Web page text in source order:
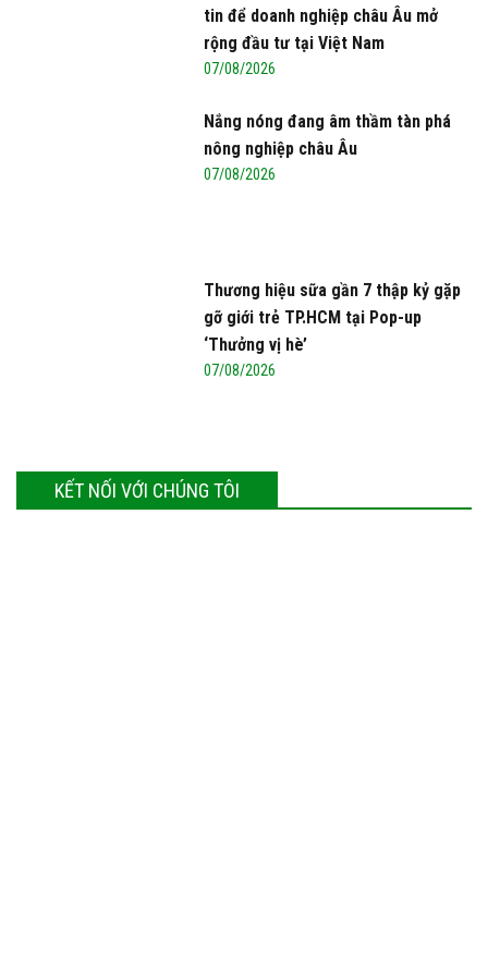
tin để doanh nghiệp châu Âu mở
rộng đầu tư tại Việt Nam
07/08/2026
Nắng nóng đang âm thầm tàn phá
nông nghiệp châu Âu
07/08/2026
Thương hiệu sữa gần 7 thập kỷ gặp
gỡ giới trẻ TP.HCM tại Pop-up
‘Thưởng vị hè’
07/08/2026
KẾT NỐI VỚI CHÚNG TÔI